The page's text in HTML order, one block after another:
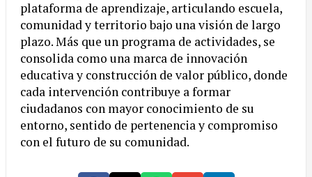
plataforma de aprendizaje, articulando escuela,
comunidad y territorio bajo una visión de largo
plazo. Más que un programa de actividades, se
consolida como una marca de innovación
educativa y construcción de valor público, donde
cada intervención contribuye a formar
ciudadanos con mayor conocimiento de su
entorno, sentido de pertenencia y compromiso
con el futuro de su comunidad.